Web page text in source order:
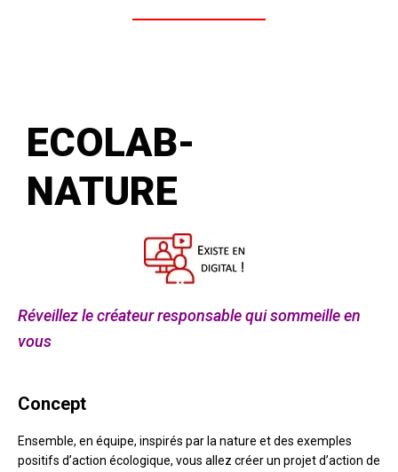
ECOLAB-
NATURE
Réveillez le créateur responsable qui sommeille en
vous
Concept
Ensemble, en équipe, inspirés par la nature et des exemples
positifs d’action écologique, vous allez créer un projet d’action de